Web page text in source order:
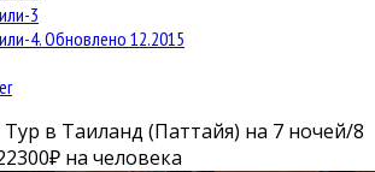
3
4. Обновлено 12.2015
Тур в Таиланд (Паттайя) на 7 ночей/8
на человека